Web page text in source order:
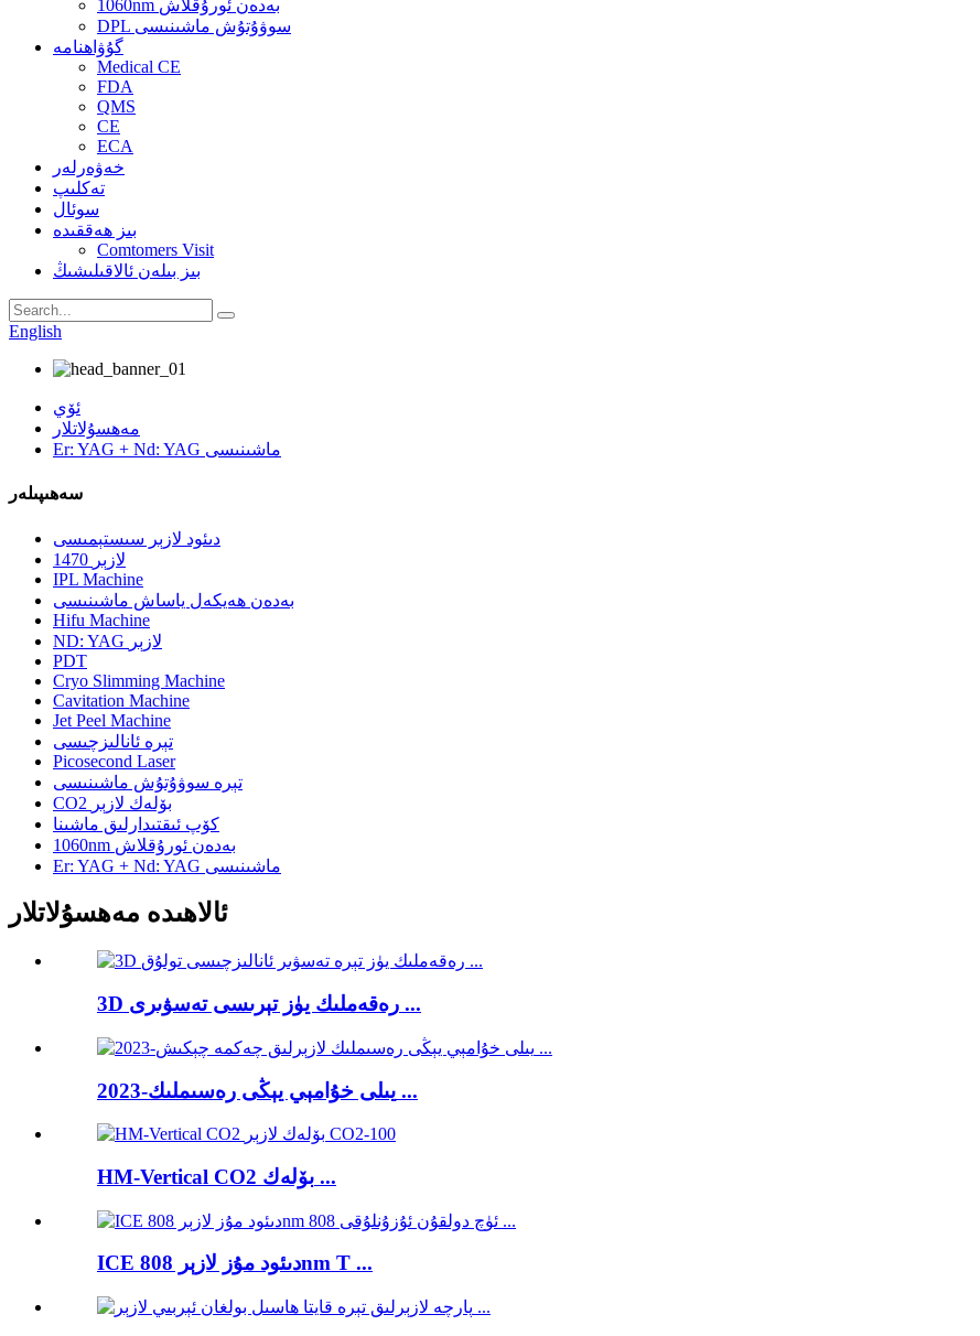
1060nm بەدەن ئورۇقلاش
DPL سوۋۇتۇش ماشىنىسى
گۇۋاھنامە
Medical CE
FDA
QMS
CE
ECA
خەۋەرلەر
تەكلىپ
سوئال
بىز ھەققىدە
Comtomers Visit
بىز بىلەن ئالاقىلىشىڭ
English
ئۆي
مەھسۇلاتلار
Er: YAG + Nd: YAG ماشىنىسى
سەھىپىلەر
دىئود لازېر سىستېمىسى
1470 لازېر
IPL Machine
بەدەن ھەيكەل ياساش ماشىنىسى
Hifu Machine
ND: YAG لازېر
PDT
Cryo Slimming Machine
Cavitation Machine
Jet Peel Machine
تېرە ئانالىزچىسى
Picosecond Laser
تېرە سوۋۇتۇش ماشىنىسى
CO2 بۆلەك لازېر
كۆپ ئىقتىدارلىق ماشىنا
1060nm بەدەن ئورۇقلاش
Er: YAG + Nd: YAG ماشىنىسى
ئالاھىدە مەھسۇلاتلار
3D رەقەملىك يۈز تېرىسى تەسۋىرى ...
2023-يىلى خۇامېي يېڭى رەسىملىك ​​...
HM-Vertical CO2 بۆلەك ...
ICE دىئود مۇز لازېر 808nm T ...